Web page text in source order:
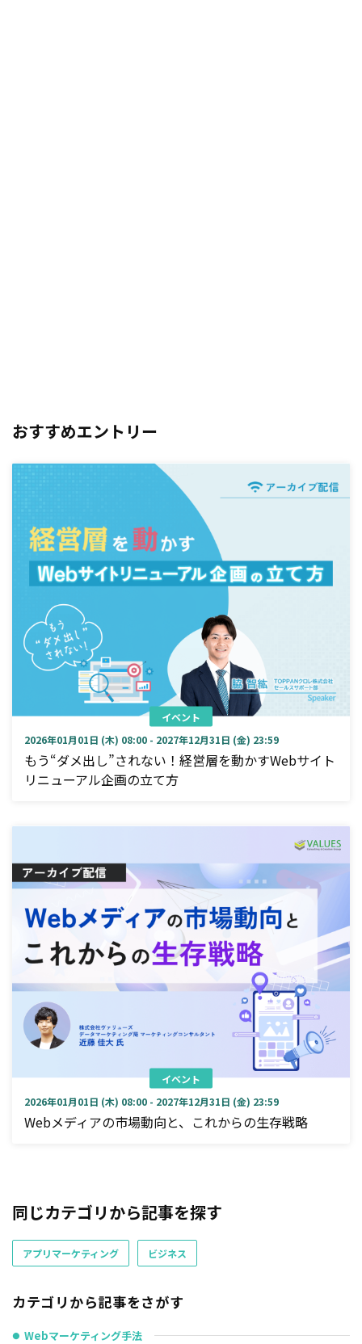
おすすめエントリー
イベント
2026年01月01日 (木) 08:00 - 2027年12月31日 (金) 23:59
もう“ダメ出し”されない！経営層を動かすWebサイト
リニューアル企画の立て方
イベント
2026年01月01日 (木) 08:00 - 2027年12月31日 (金) 23:59
Webメディアの市場動向と、これからの生存戦略
同じカテゴリから記事を探す
アプリマーケティング ビジネス
カテゴリから記事をさがす
● Webマーケティング手法